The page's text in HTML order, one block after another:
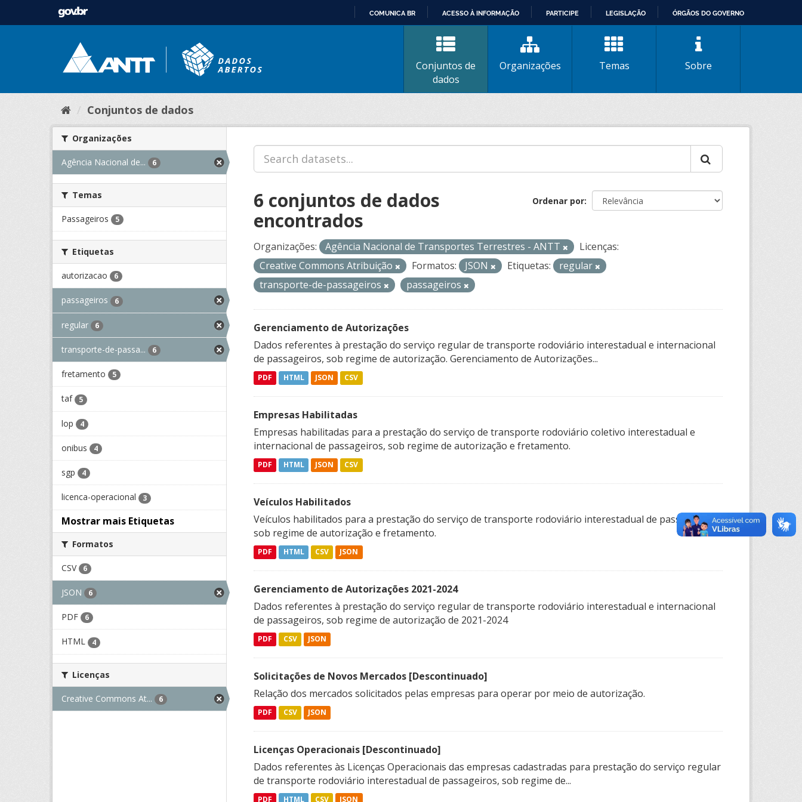
CONTEÚDO
COMUNICA BR ACESSO À INFORMAÇÃO PARTICIPE LEGISLAÇÃO ÓRGÃOS DO GOVERNO
Conjuntos de
dados
Organizações Temas Sobre
Conjuntos de dados
Organizações
Agência Nacional de... 6
Temas
Passageiros 5
Etiquetas
autorizacao 6
passageiros 6
regular 6
transporte-de-passa... 6
fretamento 5
taf 5
lop 4
onibus 4
sgp 4
licenca-operacional 3
Mostrar mais Etiquetas
Formatos
CSV 6
JSON 6
PDF 6
HTML 4
Licenças
Creative Commons At... 6
Ordenar por
6 conjuntos de dados
encontrados
Organizações: Agência Nacional de Transportes Terrestres - ANTT
Licenças:
Creative Commons Atribuição
Formatos: JSON Etiquetas:
regular
transporte-de-passageiros
passageiros
Gerenciamento de Autorizações
Dados referentes à prestação do serviço regular de transporte rodoviário interestadual e internacional
de passageiros, sob regime de autorização. Gerenciamento de Autorizações...
PDF HTML JSON CSV
Empresas Habilitadas
Empresas habilitadas para a prestação do serviço de transporte rodoviário coletivo interestadual e
internacional de passageiros, sob regime de autorização e fretamento.
PDF HTML JSON CSV
Veículos Habilitados
Veículos habilitados para a prestação do serviço de transporte rodoviário interestadual de passageiros,
sob regime de autorização e fretamento.
PDF HTML CSV JSON
Gerenciamento de Autorizações 2021-2024
Dados referentes à prestação do serviço regular de transporte rodoviário interestadual e internacional
de passageiros, sob regime de autorização de 2021-2024
PDF CSV JSON
Solicitações de Novos Mercados [Descontinuado]
Relação dos mercados solicitados pelas empresas para operar por meio de autorização.
PDF CSV JSON
Licenças Operacionais [Descontinuado]
Dados referentes às Licenças Operacionais das empresas cadastradas para prestação do serviço regular
de transporte rodoviário interestadual de passageiros, sob regime de...
PDF HTML CSV JSON